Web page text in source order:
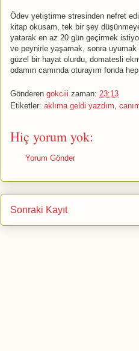
Ödev yetiştirme stresinden nefret
kitap okusam, tek bir şey
yatarak en az 20 gün geçirmek
ve peynirle yaşamak, sonra
güzel bir hayat olurdu, domatesli
odamın camında oturayım fonda
Gönderen gokciii zaman: 23:13
Etiketler: aklıma geldi yazdım
Hiç yorum yok:
Yorum Gönder
Sonraki Kayıt